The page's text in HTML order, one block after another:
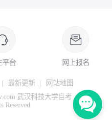
平台 网上报名
| 最新更新 |
网站地图
武汉科技大学自考
Reserved